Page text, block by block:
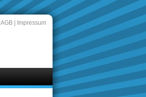
AGB Impressum